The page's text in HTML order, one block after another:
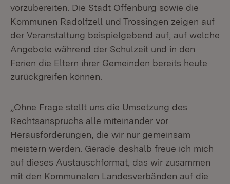
vorzubereiten. Die Stadt Offenburg sowie die
Kommunen Radolfzell und Trossingen zeigen auf
der Veranstaltung beispielgebend auf, auf welche
Angebote während der Schulzeit und in den
Ferien die Eltern ihrer Gemeinden bereits heute
zurückgreifen können.
„Ohne Frage stellt uns die Umsetzung des
Rechtsanspruchs alle miteinander vor
Herausforderungen, die wir nur gemeinsam
meistern werden. Gerade deshalb freue ich mich
auf dieses Austauschformat, das wir zusammen
mit den Kommunalen Landesverbänden auf die